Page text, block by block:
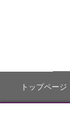
トップページ